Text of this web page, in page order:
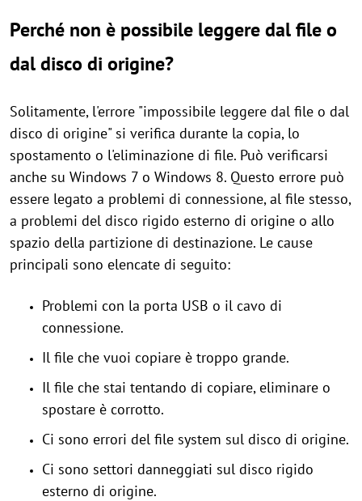
Perché non è possibile leggere dal file o
dal disco di origine?
Solitamente, l'errore "impossibile leggere dal file o dal
disco di origine" si verifica durante la copia, lo
spostamento o l'eliminazione di file. Può verificarsi
anche su Windows 7 o Windows 8. Questo errore può
essere legato a problemi di connessione, al file stesso,
a problemi del disco rigido esterno di origine o allo
spazio della partizione di destinazione. Le cause
principali sono elencate di seguito:
Problemi con la porta USB o il cavo di
connessione.
Il file che vuoi copiare è troppo grande.
Il file che stai tentando di copiare, eliminare o
spostare è corrotto.
Ci sono errori del file system sul disco di origine.
Ci sono settori danneggiati sul disco rigido
esterno di origine.